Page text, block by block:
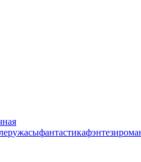
ужасыфантастикафэнтези